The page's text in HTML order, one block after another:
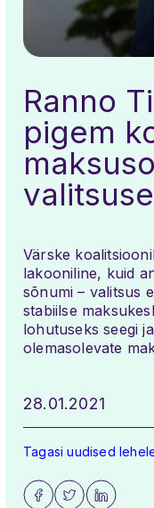
28.01.2021
Tagasi uudised
Ranno
pigem
Värske
lakooniline, kuid
sõnumi – valitsus
stabiilse
lohutuseks seegi
olemasolevate